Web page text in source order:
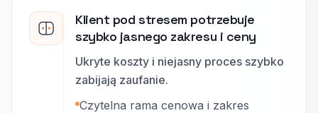
Klient pod stresem potrzebuje
szybko jasnego zakresu i ceny
Ukryte koszty i niejasny proces szybko
zabijają zaufanie.
Czytelna rama cenowa i zakres